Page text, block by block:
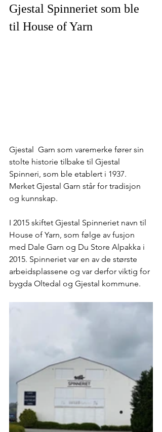
Gjestal Spinneriet som ble
til House of Yarn
Gjestal  Garn som varemerke fører sin
stolte historie tilbake til Gjestal
Spinneri, som ble etablert i 1937.
Merket Gjestal Garn står for tradisjon
og kunnskap.
I 2015 skiftet Gjestal Spinneriet navn til
House of Yarn, som følge av fusjon
med Dale Garn og Du Store Alpakka i
2015. Spinneriet var en av de største
arbeidsplassene og var derfor viktig for
bygda Oltedal og Gjestal kommune.